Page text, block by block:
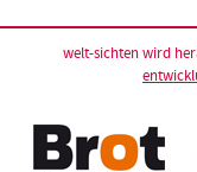
welt-sichten wird